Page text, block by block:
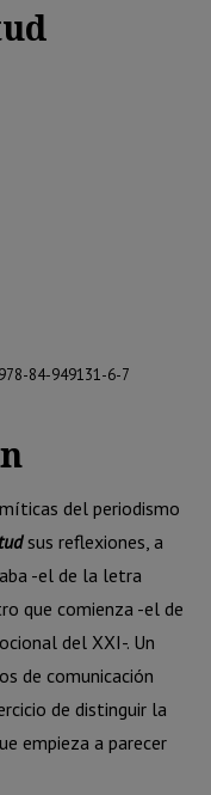
978-84-949131-6-7
del periodismo
sus reflexiones, a
-el de la letra
que comienza -el de
del XXI-. Un
de comunicación
de distinguir la
empieza a parecer